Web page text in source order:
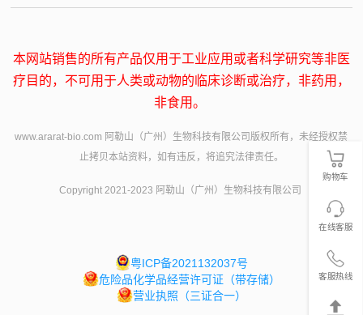
本网站销售的所有产品仅用于工业应用或者科学研究等非医
疗目的，不可用于人类或动物的临床诊断或治疗，非药用，
非食用。
www.ararat-bio.com 阿勒山（广州）生物科技有限公司版权所有，未经授权禁
止拷贝本站资料，如有违反，将追究法律责任。
Copyright 2021-2023 阿勒山（广州）生物科技有限公司
粤ICP备2021132037号
危险品化学品经营许可证（带存储）
营业执照（三证合一）
购物车
在线客服
客服热线